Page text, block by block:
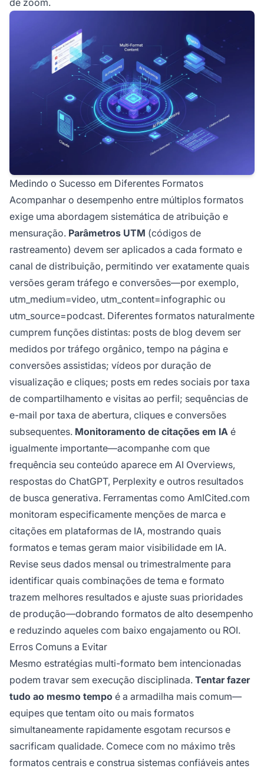
de zoom.
Medindo o Sucesso em Diferentes Formatos
Acompanhar o desempenho entre múltiplos formatos
exige uma abordagem sistemática de atribuição e
mensuração. Parâmetros UTM (códigos de
rastreamento) devem ser aplicados a cada formato e
canal de distribuição, permitindo ver exatamente quais
versões geram tráfego e conversões—por exemplo,
utm_medium=video, utm_content=infographic ou
utm_source=podcast. Diferentes formatos naturalmente
cumprem funções distintas: posts de blog devem ser
medidos por tráfego orgânico, tempo na página e
conversões assistidas; vídeos por duração de
visualização e cliques; posts em redes sociais por taxa
de compartilhamento e visitas ao perfil; sequências de
e-mail por taxa de abertura, cliques e conversões
subsequentes. Monitoramento de citações em IA é
igualmente importante—acompanhe com que
frequência seu conteúdo aparece em AI Overviews,
respostas do ChatGPT, Perplexity e outros resultados
de busca generativa. Ferramentas como AmICited.com
monitoram especificamente menções de marca e
citações em plataformas de IA, mostrando quais
formatos e temas geram maior visibilidade em IA.
Revise seus dados mensal ou trimestralmente para
identificar quais combinações de tema e formato
trazem melhores resultados e ajuste suas prioridades
de produção—dobrando formatos de alto desempenho
e reduzindo aqueles com baixo engajamento ou ROI.
Erros Comuns a Evitar
Mesmo estratégias multi-formato bem intencionadas
podem travar sem execução disciplinada. Tentar fazer
tudo ao mesmo tempo é a armadilha mais comum—
equipes que tentam oito ou mais formatos
simultaneamente rapidamente esgotam recursos e
sacrificam qualidade. Comece com no máximo três
formatos centrais e construa sistemas confiáveis antes